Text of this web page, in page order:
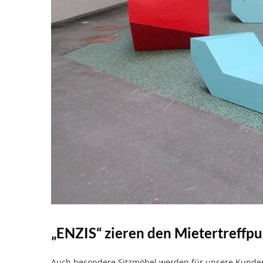
„ENZIS“ zieren den